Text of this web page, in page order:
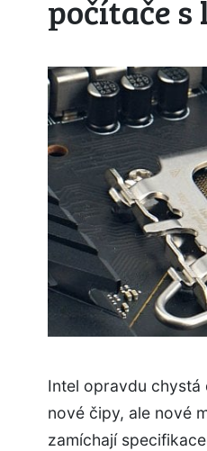
počítače s
Intel opravdu chystá
nové čipy, ale nové
zamíchají